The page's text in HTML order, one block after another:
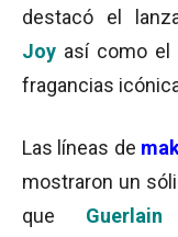
destacó el
Joy así como el
fragancias
Las líneas de
mostraron un
que Guerlain